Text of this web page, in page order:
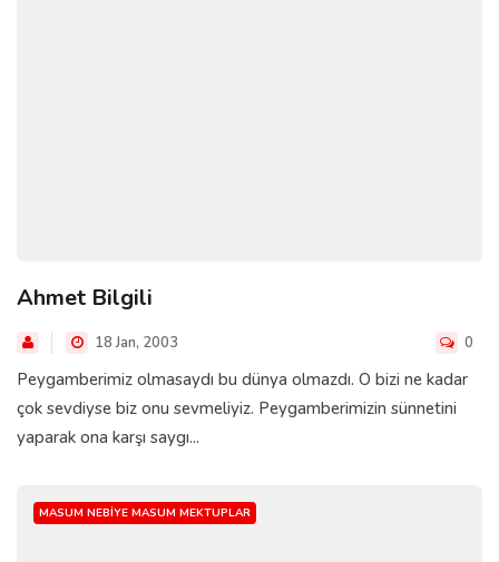
Ahmet Bilgili
18 Jan, 2003 0
Peygamberimiz olmasaydı bu dünya olmazdı. O bizi ne kadar
çok sevdiyse biz onu sevmeliyiz. Peygamberimizin sünnetini
yaparak ona karşı saygı...
MASUM NEBIYE MASUM MEKTUPLAR